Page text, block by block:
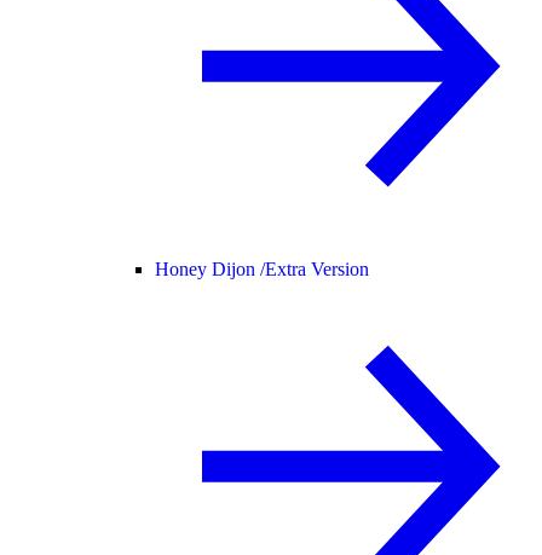
Honey Dijon /Extra Version